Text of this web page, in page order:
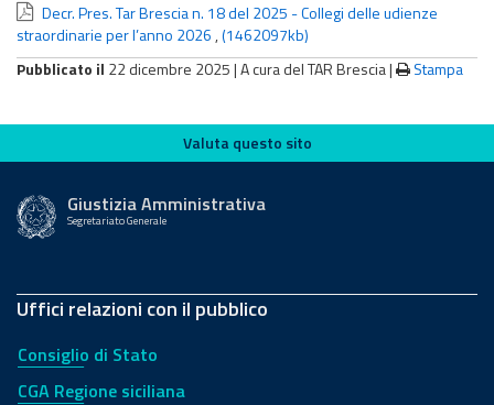
Decr. Pres. Tar Brescia n. 18 del 2025 - Collegi delle udienze
straordinarie per l’anno 2026 ,(1462097kb)
Pubblicato il 22 dicembre 2025 |A cura del TAR Brescia| Stampa
Valuta questo sito
Valuta questo sito
Giustizia Amministrativa
Segretariato Generale
Uffici relazioni con il pubblico
Consiglio di Stato
CGA Regione siciliana